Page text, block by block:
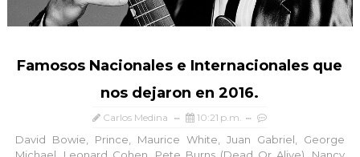
Famosos Nacionales e Internacionales que
nos dejaron en 2016.
Carlos Medina 10:21 p.m.
David Bowie, Prince, Maurice White, Juan Gabriel, George